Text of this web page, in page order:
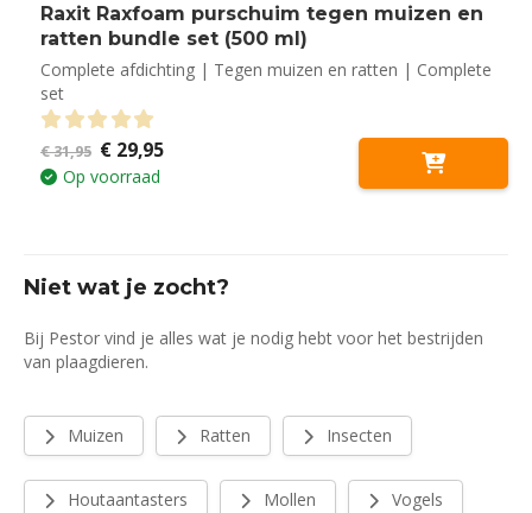
Raxit Raxfoam purschuim tegen muizen en
ratten bundle set (500 ml)
Complete afdichting | Tegen muizen en ratten | Complete
set
0out of 5
€31,95 Oorspronkelijke
prijs
was:
€29,95Huidige
Op voorraad
Niet wat je zocht?
Bij Pestor vind je alles wat je nodig hebt voor het bestrijden
van plaagdieren.
Muizen Ratten Insecten
Houtaantasters Mollen Vogels